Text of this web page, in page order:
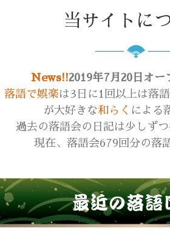
当サイトに
News!!2019年7月20日オー
落語で娯楽は3日に1回以上は落
が大好きな和らく による
過去の落語会の日記は少しず
現在、落語会679回分の落